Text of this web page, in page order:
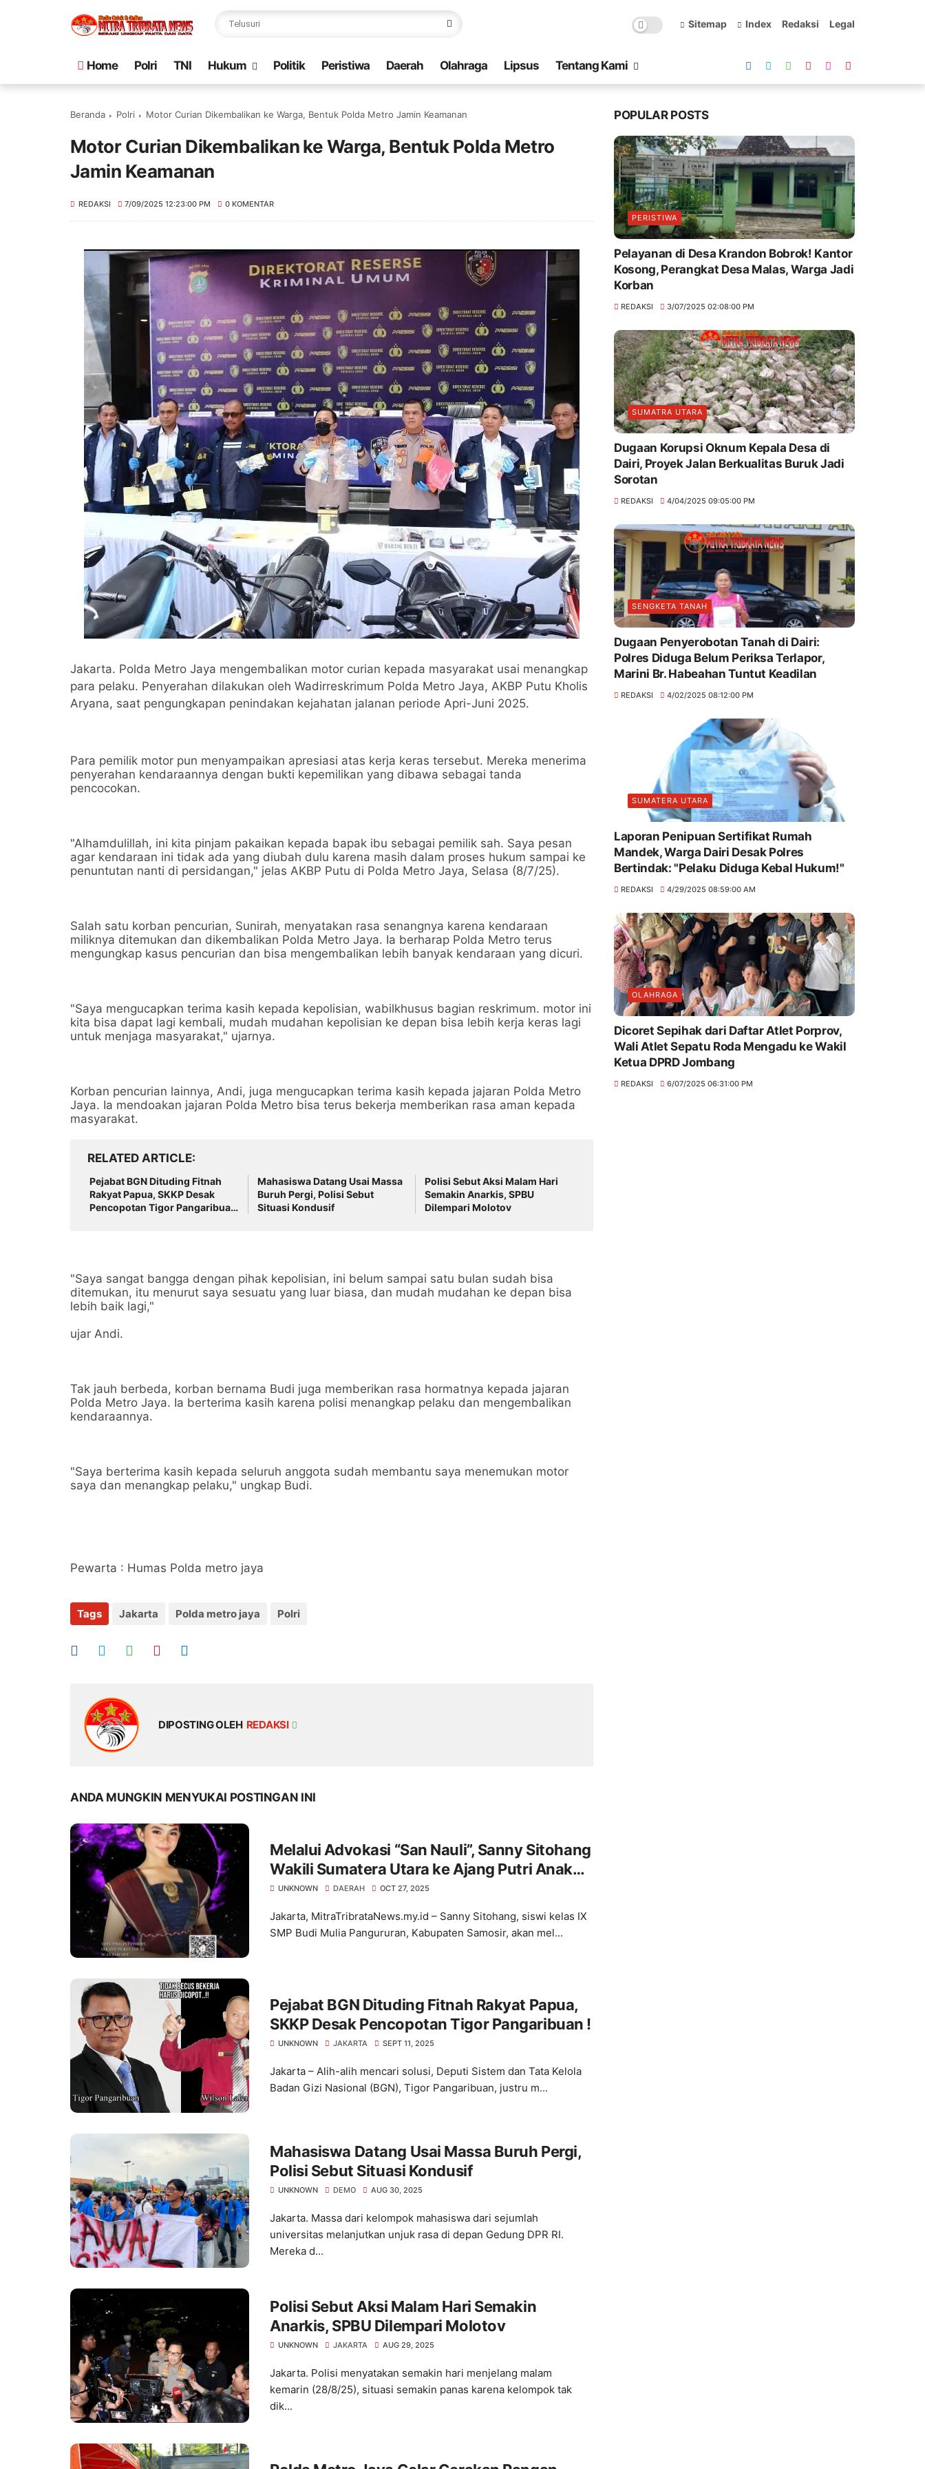
Sitemap Index Redaksi Legal
Home Polri TNI Hukum Politik Peristiwa Daerah Olahraga Lipsus Tentang Kami
Beranda Polri Motor Curian Dikembalikan ke Warga, Bentuk Polda Metro Jamin Keamanan
Motor Curian Dikembalikan ke Warga, Bentuk Polda Metro
Jamin Keamanan
REDAKSI 7/09/2025 12:23:00 PM 0 KOMENTAR
Jakarta. Polda Metro Jaya mengembalikan motor curian kepada masyarakat usai menangkap
para pelaku. Penyerahan dilakukan oleh Wadirreskrimum Polda Metro Jaya, AKBP Putu Kholis
Aryana, saat pengungkapan penindakan kejahatan jalanan periode Apri-Juni 2025.
Para pemilik motor pun menyampaikan apresiasi atas kerja keras tersebut. Mereka menerima
penyerahan kendaraannya dengan bukti kepemilikan yang dibawa sebagai tanda
pencocokan.
"Alhamdulillah, ini kita pinjam pakaikan kepada bapak ibu sebagai pemilik sah. Saya pesan
agar kendaraan ini tidak ada yang diubah dulu karena masih dalam proses hukum sampai ke
penuntutan nanti di persidangan," jelas AKBP Putu di Polda Metro Jaya, Selasa (8/7/25).
Salah satu korban pencurian, Sunirah, menyatakan rasa senangnya karena kendaraan
miliknya ditemukan dan dikembalikan Polda Metro Jaya. Ia berharap Polda Metro terus
mengungkap kasus pencurian dan bisa mengembalikan lebih banyak kendaraan yang dicuri.
"Saya mengucapkan terima kasih kepada kepolisian, wabilkhusus bagian reskrimum. motor ini
kita bisa dapat lagi kembali, mudah mudahan kepolisian ke depan bisa lebih kerja keras lagi
untuk menjaga masyarakat," ujarnya.
Korban pencurian lainnya, Andi, juga mengucapkan terima kasih kepada jajaran Polda Metro
Jaya. Ia mendoakan jajaran Polda Metro bisa terus bekerja memberikan rasa aman kepada
masyarakat.
RELATED ARTICLE
Pejabat BGN Dituding Fitnah
Rakyat Papua, SKKP Desak
Pencopotan Tigor Pangaribuan
Mahasiswa Datang Usai Massa
Buruh Pergi, Polisi Sebut
Situasi Kondusif
Polisi Sebut Aksi Malam Hari
Semakin Anarkis, SPBU
Dilempari Molotov
"Saya sangat bangga dengan pihak kepolisian, ini belum sampai satu bulan sudah bisa
ditemukan, itu menurut saya sesuatu yang luar biasa, dan mudah mudahan ke depan bisa
lebih baik lagi,"
ujar Andi.
Tak jauh berbeda, korban bernama Budi juga memberikan rasa hormatnya kepada jajaran
Polda Metro Jaya. Ia berterima kasih karena polisi menangkap pelaku dan mengembalikan
kendaraannya.
"Saya berterima kasih kepada seluruh anggota sudah membantu saya menemukan motor
saya dan menangkap pelaku," ungkap Budi.
Pewarta : Humas Polda metro jaya
Tags Jakarta Polda metro jaya Polri
DIPOSTING OLEH REDAKSI
ANDA MUNGKIN MENYUKAI POSTINGAN INI
Melalui Advokasi “San Nauli”, Sanny Sitohang
Wakili Sumatera Utara ke Ajang Putri Anak
Indonesia 2025 di Jakarta
UNKNOWN DAERAH OCT 27, 2025
Jakarta, MitraTribrataNews.my.id – Sanny Sitohang, siswi kelas IX
SMP Budi Mulia Pangururan, Kabupaten Samosir, akan mel...
Pejabat BGN Dituding Fitnah Rakyat Papua,
SKKP Desak Pencopotan Tigor Pangaribuan !
UNKNOWN JAKARTA SEPT 11, 2025
Jakarta – Alih-alih mencari solusi, Deputi Sistem dan Tata Kelola
Badan Gizi Nasional (BGN), Tigor Pangaribuan, justru m...
Mahasiswa Datang Usai Massa Buruh Pergi,
Polisi Sebut Situasi Kondusif
UNKNOWN DEMO AUG 30, 2025
Jakarta. Massa dari kelompok mahasiswa dari sejumlah
universitas melanjutkan unjuk rasa di depan Gedung DPR RI.
Mereka d...
Polisi Sebut Aksi Malam Hari Semakin
Anarkis, SPBU Dilempari Molotov
UNKNOWN JAKARTA AUG 29, 2025
Jakarta. Polisi menyatakan semakin hari menjelang malam
kemarin (28/8/25), situasi semakin panas karena kelompok tak
dik...
POPULAR POSTS
PERISTIWA
Pelayanan di Desa Krandon Bobrok! Kantor
Kosong, Perangkat Desa Malas, Warga Jadi
Korban
REDAKSI 3/07/2025 02:08:00 PM
SUMATRA UTARA
Dugaan Korupsi Oknum Kepala Desa di
Dairi, Proyek Jalan Berkualitas Buruk Jadi
Sorotan
REDAKSI 4/04/2025 09:05:00 PM
SENGKETA TANAH
Dugaan Penyerobotan Tanah di Dairi:
Polres Diduga Belum Periksa Terlapor,
Marini Br. Habeahan Tuntut Keadilan
REDAKSI 4/02/2025 08:12:00 PM
SUMATERA UTARA
Laporan Penipuan Sertifikat Rumah
Mandek, Warga Dairi Desak Polres
Bertindak: "Pelaku Diduga Kebal Hukum!"
REDAKSI 4/29/2025 08:59:00 AM
OLAHRAGA
Dicoret Sepihak dari Daftar Atlet Porprov,
Wali Atlet Sepatu Roda Mengadu ke Wakil
Ketua DPRD Jombang
REDAKSI 6/07/2025 06:31:00 PM